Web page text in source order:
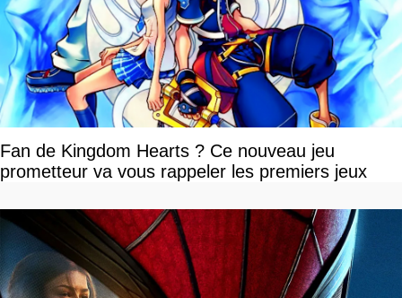
Fan de Kingdom Hearts ? Ce nouveau jeu
prometteur va vous rappeler les premiers jeux